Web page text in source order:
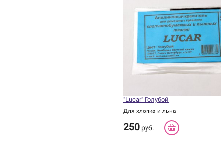
"Lucar" Голубой
Для хлопка и льна
250 руб.